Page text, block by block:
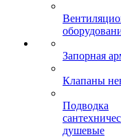
Запорная
Клапаны
Подводка
душевые